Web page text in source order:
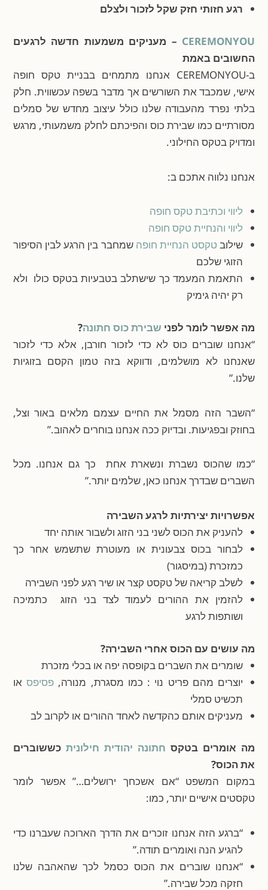
רגע חזותי חזק שקל לזכור ולצלם
CEREMONYOU– מעניקים משמעות חדשה לרגעים
החשובים באמת
ב-CEREMONYOU אנחנו מתמחים בבניית טקס חופה
אישי, שמכבד את השורשים אך מדבר בשפה עכשווית. חלק
בלתי נפרד מהעבודה שלנו כולל עיצוב מחדש של סמלים
מסורתיים כמו שבירת כוס והפיכתם לחלק משמעותי, מרגש
ומדויק בטקס החילוני.
אנחנו נלווה אתכם ב:
ליווי וכתיבת טקס חופה
ליווי והנחיית טקס חופה
שילובטקסט הנחיית חופהשמחבר בין הרגע לבין הסיפור
הזוגי שלכם
התאמת המעמד כך שישתלב בטבעיות בטקס כולו ולא
רק יהיה גימיק
מה אפשר לומר לפנישבירת כוס חתונה?
“אנחנו שוברים כוס לא כדי לזכור חורבן, אלא כדי לזכור
שאנחנו לא מושלמים, ודווקא בזה טמון הקסם בזוגיות
שלנו.”
“השבר הזה מסמל את החיים עצמם מלאים באור וצל,
בחוזק ובפגיעות. ובדיוק ככה אנחנו בוחרים לאהוב.”
“כמו שהכוס נשברת ונשארת אחת כך גם אנחנו. מכל
השברים שבדרך אנחנו כאן, שלמים יותר.”
אפשרויות יצירתיות לרגע השבירה
להעניק את הכוס לשני בני הזוג ולשבור אותה יחד
לבחור בכוס צבעונית או מעוטרת שתשמש אחר כך
כמזכרת (במיסגור)
לשלב קריאה של טקסט קצר או שיר רגע לפני השבירה
להזמין את ההורים לעמוד לצד בני הזוג כתמיכה
ושותפות לרגע
מה עושים עם הכוס אחרי השבירה?
שומרים את השברים בקופסה יפה או בכלי מזכרת
יוצרים מהם פריט נוי : כמו מסגרת, מנורה, פסיפסאו
תכשיט סמלי
מעניקים אותם כהקדשה לאחד ההורים או לקרוב לב
מה אומרים בטקס חתונה יהודית חילוניתכששוברים
את הכוס?
במקום המשפט “אם אשכחך ירושלים…” אפשר לומר
טקסטים אישיים יותר, כמו:
“ברגע הזה אנחנו זוכרים את הדרך הארוכה שעברנו כדי
להגיע הנה ואומרים תודה.”
“אנחנו שוברים את הכוס כסמל לכך שהאהבה שלנו
חזקה מכל שבירה.”